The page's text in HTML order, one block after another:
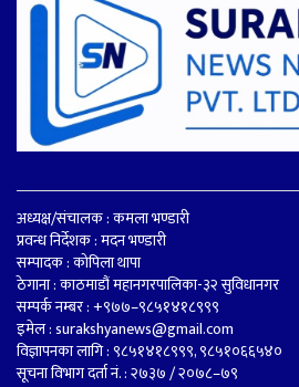
अध्यक्ष/संचालक : कमला भण्डारी
प्रवन्ध निर्देशक : मदन भण्डारी
सम्पादक : कोपिला थापा
ठेगाना : काठमाडौं महानगरपालिका-३२ सुविधानगर
सम्पर्क नम्बर : +९७७–९८५१४१८९९९
इमेल :surakshyanews@gmail.com
विज्ञापनका लागि : ९८५१४१८९९९, ९८५१०६६५४०
सूचना विभाग दर्ता नं. : २७३७ / २०७८–७९